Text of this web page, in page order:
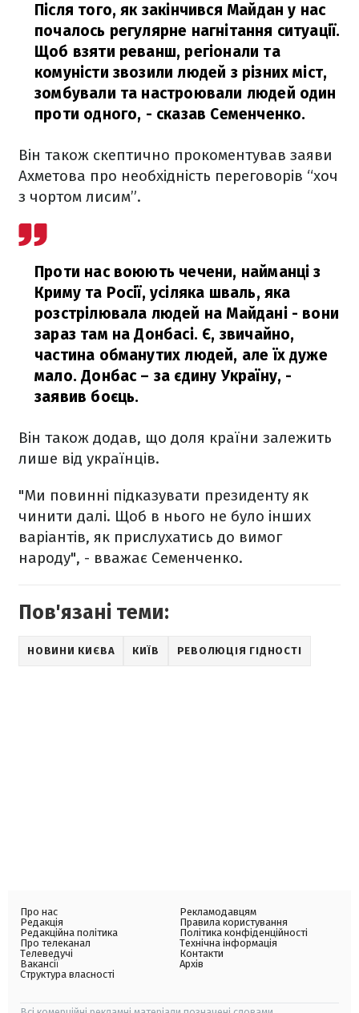
Після того, як закінчився Майдан у нас
почалось регулярне нагнітання ситуації.
Щоб взяти реванш, регіонали та
комуністи звозили людей з різних міст,
зомбували та настроювали людей один
проти одного, - сказав Семенченко.
Він також скептично прокоментував заяви
Ахметова про необхідність переговорів “хоч
з чортом лисим”.
Проти нас воюють чечени, найманці з
Криму та Росії, усіляка шваль, яка
розстрілювала людей на Майдані - вони
зараз там на Донбасі. Є, звичайно,
частина обманутих людей, але їх дуже
мало. Донбас – за єдину Україну, -
заявив боєць.
Він також додав, що доля країни залежить
лише від українців.
"Ми повинні підказувати президенту як
чинити далі. Щоб в нього не було інших
варіантів, як прислухатись до вимог
народу", - вважає Семенченко.
Пов'язані теми:
НОВИНИ КИЄВА КИЇВ РЕВОЛЮЦІЯ ГІДНОСТІ
Про нас
Редакція
Редакційна політика
Про телеканал
Телеведучі
Вакансії
Структура власності
Рекламодавцям
Правила користування
Політика конфіденційності
Технічна інформація
Контакти
Архів